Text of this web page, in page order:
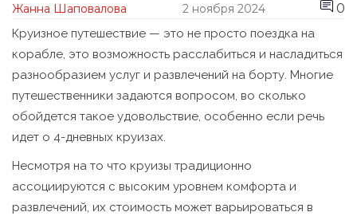
Жанна Шаповалова 2 ноября 2024 0
Круизное путешествие — это не просто поездка на
корабле, это возможность расслабиться и насладиться
разнообразием услуг и развлечений на борту. Многие
путешественники задаются вопросом, во сколько
обойдется такое удовольствие, особенно если речь
идет о 4-дневных круизах.
Несмотря на то что круизы традиционно
ассоциируются с высоким уровнем комфорта и
развлечений, их стоимость может варьироваться в